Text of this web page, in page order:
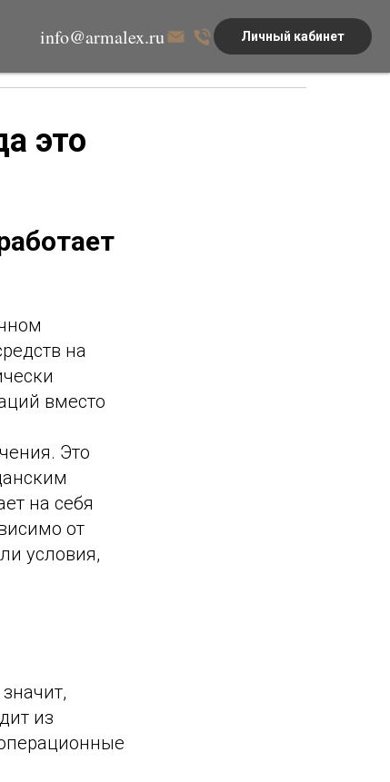
info@armalex.ru Личный кабинет
это
на
вместо
Это
на себя
от
условия,
из